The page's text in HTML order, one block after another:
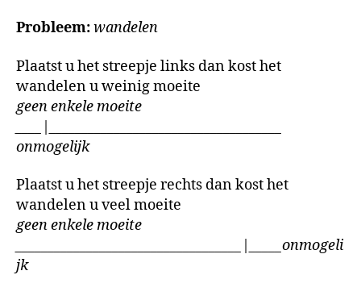
Probleem:wandelen
Plaatst u het streepje links dan kost het
wandelen u weinig moeite
geen enkele moeite
onmogelijk
Plaatst u het streepje rechts dan kost het
wandelen u veel moeite
geen enkele moeite
___________________________________|_____onmogeli
jk